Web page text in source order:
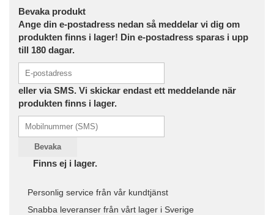
Bevaka produkt
Ange din e-postadress nedan så meddelar vi dig om
produkten finns i lager! Din e-postadress sparas i upp
till 180 dagar.
eller via SMS. Vi skickar endast ett meddelande när
produkten finns i lager.
Bevaka
Finns ej i lager.
Personlig service från vår kundtjänst
Snabba leveranser från vårt lager i Sverige